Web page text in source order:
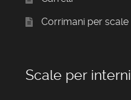
Corrimani per scale
Scale per interni